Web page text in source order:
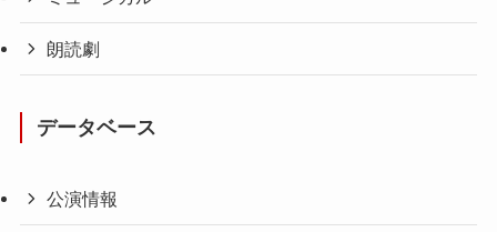
朗読劇
データベース
公演情報